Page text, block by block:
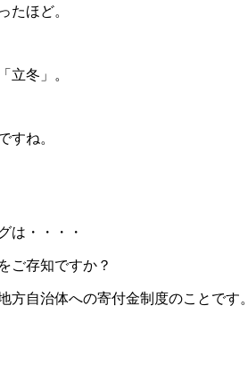
たほど。
立冬」。
すね。
は・・・・
ご存知ですか？
方自治体への寄付金制度のことです。